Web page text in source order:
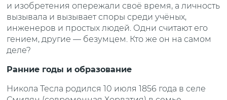
и изобретения опережали своё время, а личность
вызывала и вызывает споры среди учёных,
инженеров и простых людей. Одни считают его
гением, другие — безумцем. Кто же он на самом
деле?
Ранние годы и образование
Никола Тесла родился 10 июля 1856 года в селе